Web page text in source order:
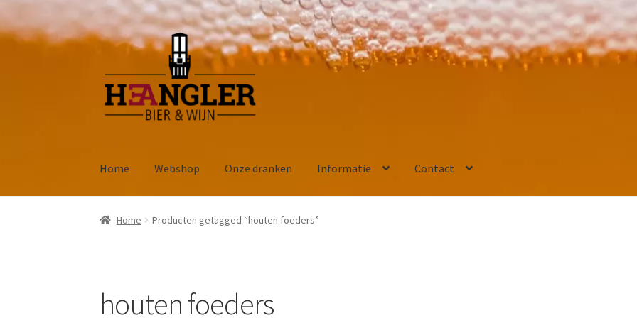
Ga
naar
navigatie
Ga
de
inhoud
Home Webshop Onze dranken Informatie Contact
Home Producten getagged “houten foeders”
houten foeders